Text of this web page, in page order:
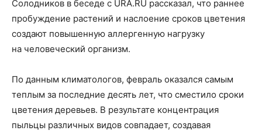
Солодников в беседе с URA.RU рассказал, что раннее
пробуждение растений и наслоение сроков цветения
создают повышенную аллергенную нагрузку
на человеческий организм.
По данным климатологов, февраль оказался самым
теплым за последние десять лет, что сместило сроки
цветения деревьев. В результате концентрация
пыльцы различных видов совпадает, создавая